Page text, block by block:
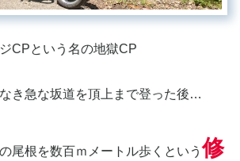
CPという名の地獄CP
き急な坂道を頂上まで登った後…
尾根を数百ｍメートル歩くという修